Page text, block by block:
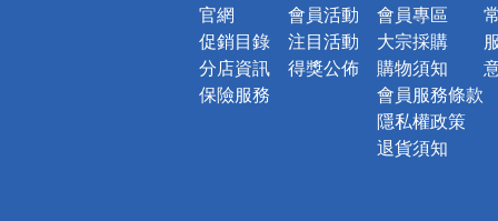
官網
促銷目錄
分店資訊
保險服務
會員活動
注目活動
得獎公佈
會員專區
大宗採購
購物須知
會員服務條款
隱私權政策
退貨須知